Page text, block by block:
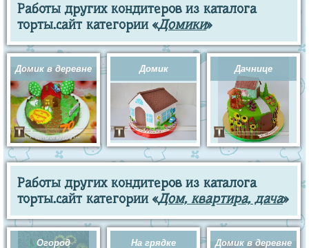
Работы других кондитеров из каталога
торты.сайт категории «Домики»
Домик в деревне Домик Дачнице
Работы других кондитеров из каталога
торты.сайт категории «Дом, квартира, дача»
Огород На грядке Домик в деревне